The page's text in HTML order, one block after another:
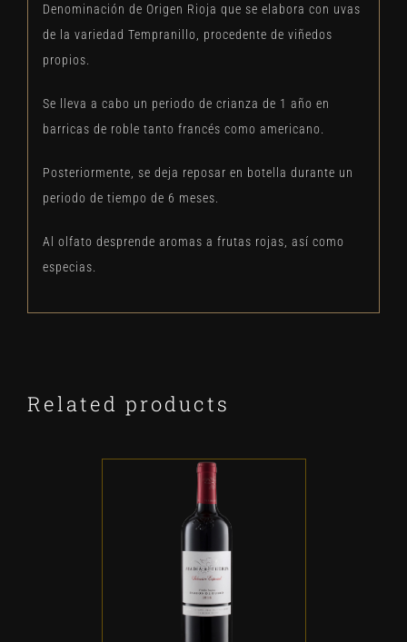
Denominación de Origen Rioja que se elabora con uvas
de la variedad Tempranillo, procedente de viñedos
propios.
Se lleva a cabo un periodo de crianza de 1 año en
barricas de roble tanto francés como americano.
Posteriormente, se deja reposar en botella durante un
periodo de tiempo de 6 meses.
Al olfato desprende aromas a frutas rojas, así como
especias.
Related products
/